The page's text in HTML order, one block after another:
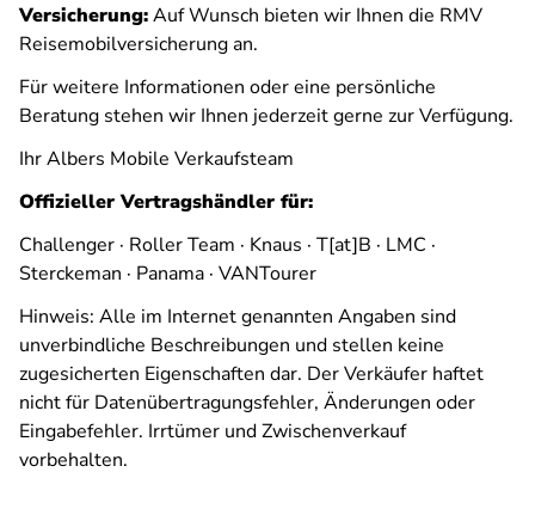
Versicherung:Auf Wunsch bieten wir Ihnen die RMV
Reisemobilversicherung an.
Für weitere Informationen oder eine persönliche
Beratung stehen wir Ihnen jederzeit gerne zur Verfügung.
Ihr Albers Mobile Verkaufsteam
Offizieller Vertragshändler für:
Challenger · Roller Team · Knaus · T[at]B · LMC ·
Sterckeman · Panama · VANTourer
Hinweis: Alle im Internet genannten Angaben sind
unverbindliche Beschreibungen und stellen keine
zugesicherten Eigenschaften dar. Der Verkäufer haftet
nicht für Datenübertragungsfehler, Änderungen oder
Eingabefehler. Irrtümer und Zwischenverkauf
vorbehalten.